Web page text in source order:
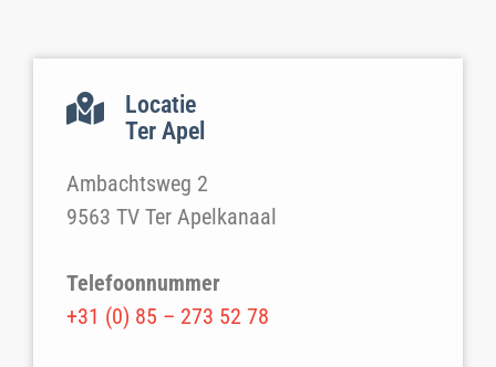
Locatie
Ter Apel
Ambachtsweg 2
9563 TV Ter Apelkanaal
Telefoonnummer
+31 (0) 85 – 273 52 78